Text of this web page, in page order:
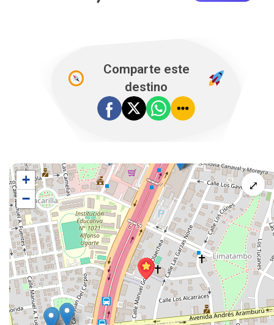
Comparte este
destino
⤢
+
−